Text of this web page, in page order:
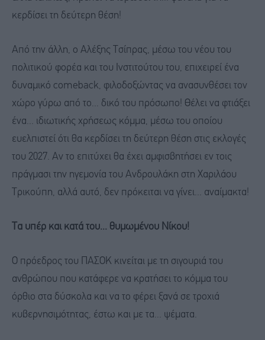
κερδίσει τη δεύτερη θέση!
Από την άλλη, ο Αλέξης Τσίπρας, μέσω του νέου του
πολιτικού φορέα και του Ινστιτούτου του, επιχειρεί ένα
δυναμικό comeback, φιλοδοξώντας να ανασυνθέσει τον
χώρο γύρω από το... δικό του πρόσωπο! Θέλει να φτιάξει
ένα... ιδιωτικής χρήσεως κόμμα, μέσω του οποίου
ευελπιστεί ότι θα κερδίσει τη δεύτερη θέση στις εκλογές
του 2027. Αν το επιτύχει θα έχει αμφισβητήσει εν τοις
πράγμασι την ηγεμονία του Ανδρουλάκη στη Χαριλάου
Τρικούπη, αλλά αυτό, δεν πρόκειται να γίνει... αναίμακτα!
Τα υπέρ και κατά του... θυμωμένου Νίκου!
Ο πρόεδρος του ΠΑΣΟΚ κινείται με τη σιγουριά του
ανθρώπου που κατάφερε να κρατήσει το κόμμα του
όρθιο στα δύσκολα και να το φέρει ξανά σε τροχιά
κυβερνησιμότητας, έστω και με τα... ψέματα.